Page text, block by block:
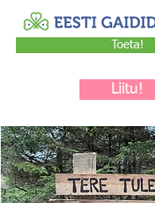
Toeta!
Liitu!